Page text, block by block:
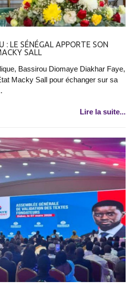
: LE SÉNÉGAL APPORTE SON
SALL
Bassirou Diomaye Diakhar Faye,
Macky Sall pour échanger sur sa
Lire la suite...